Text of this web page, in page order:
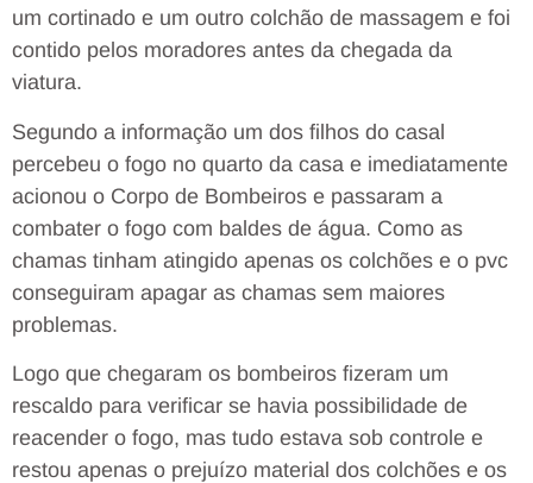
um cortinado e um outro colchão de massagem e foi
contido pelos moradores antes da chegada da
viatura.
Segundo a informação um dos filhos do casal
percebeu o fogo no quarto da casa e imediatamente
acionou o Corpo de Bombeiros e passaram a
combater o fogo com baldes de água. Como as
chamas tinham atingido apenas os colchões e o pvc
conseguiram apagar as chamas sem maiores
problemas.
Logo que chegaram os bombeiros fizeram um
rescaldo para verificar se havia possibilidade de
reacender o fogo, mas tudo estava sob controle e
restou apenas o prejuízo material dos colchões e os